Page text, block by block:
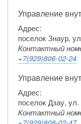
Управление
Адрес:
поселок Знаур,
Контактный
+7(929)806-02-24
Управление
Адрес:
поселок Дзау,
Контактный